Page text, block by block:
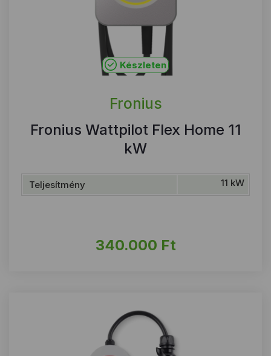
Készleten
Fronius
Fronius Wattpilot Flex Home 11
kW
Teljesítmény 11 kW
340.000 Ft